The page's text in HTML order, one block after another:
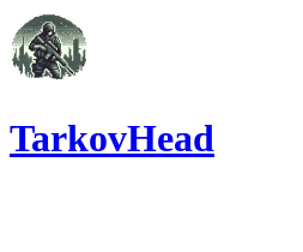
TarkovHead